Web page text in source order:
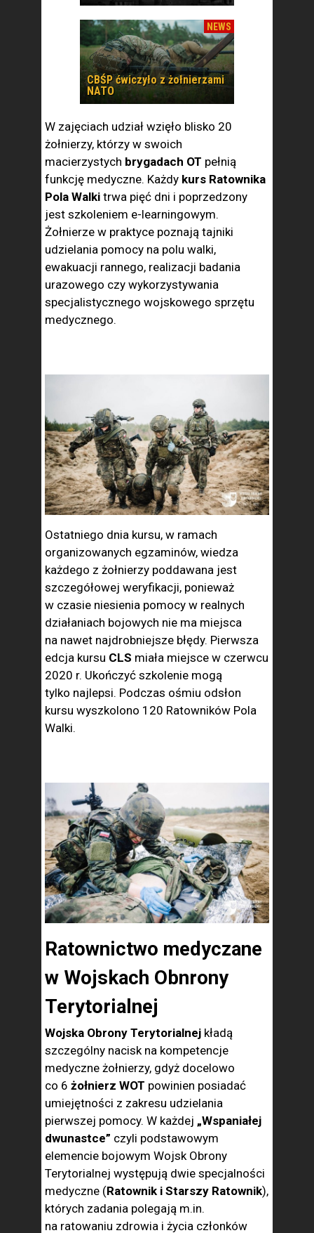
NEWS
CBŚP ćwiczyło z żołnierzami
NATO
W zajęciach udział wzięło blisko 20
żołnierzy, którzy w swoich
macierzystych brygadach OT pełnią
funkcję medyczne. Każdy kurs Ratownika
Pola Walki trwa pięć dni i poprzedzony
jest szkoleniem e-learningowym.
Żołnierze w praktyce poznają tajniki
udzielania pomocy na polu walki,
ewakuacji rannego, realizacji badania
urazowego czy wykorzystywania
specjalistycznego wojskowego sprzętu
medycznego.
Ostatniego dnia kursu, w ramach
organizowanych egzaminów, wiedza
każdego z żołnierzy poddawana jest
szczegółowej weryfikacji, ponieważ
w czasie niesienia pomocy w realnych
działaniach bojowych nie ma miejsca
na nawet najdrobniejsze błędy. Pierwsza
edcja kursu CLS miała miejsce w czerwcu
2020 r. Ukończyć szkolenie mogą
tylko najlepsi. Podczas ośmiu odsłon
kursu wyszkolono 120 Ratowników Pola
Walki.
Ratownictwo medyczane
w Wojskach Obnrony
Terytorialnej
Wojska Obrony Terytorialnej kładą
szczególny nacisk na kompetencje
medyczne żołnierzy, gdyż docelowo
co 6 żołnierz WOT powinien posiadać
umiejętności z zakresu udzielania
pierwszej pomocy. W każdej „Wspaniałej
dwunastce” czyli podstawowym
elemencie bojowym Wojsk Obrony
Terytorialnej występują dwie specjalności
medyczne (Ratownik i Starszy Ratownik),
których zadania polegają m.in.
na ratowaniu zdrowia i życia członków